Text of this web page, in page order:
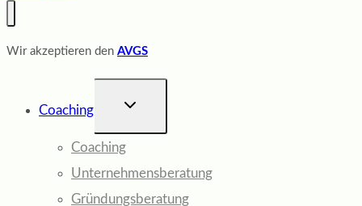
Wir akzeptieren den AVGS
Coaching
UNTERMENÜ
Coaching
Unternehmensberatung
Gründungsberatung